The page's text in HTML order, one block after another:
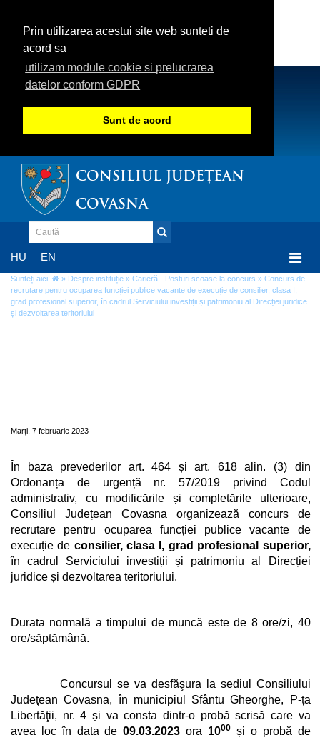
Prin utilizarea acestui site web sunteti de
acord sa
utilizam module cookie si prelucrarea
datelor conform GDPR
Sunt de acord
CONSILIUL JUDEȚEAN
COVASNA
HU EN
Sunteți aici: » Despre instituție » Carieră - Posturi scoase la concurs » Concurs de
recrutare pentru ocuparea funcției publice vacante de execuție de consilier, clasa I,
grad profesional superior, în cadrul Serviciului investiții și patrimoniu al Direcției juridice
și dezvoltarea teritoriului
Marți, 7 februarie 2023
În baza prevederilor art. 464 și art. 618 alin. (3) din
Ordonanța de urgență nr. 57/2019 privind Codul
administrativ, cu modificările și completările ulterioare,
Consiliul Județean Covasna organizează concurs de
recrutare pentru ocuparea funcției publice vacante de
execuție de consilier, clasa I, grad profesional superior,
în cadrul Serviciului investiții și patrimoniu al Direcției
juridice și dezvoltarea teritoriului.
Durata normală a timpului de muncă este de 8 ore/zi, 40
ore/săptămână.
Concursul se va desfăşura la sediul Consiliului
Judeţean Covasna, în municipiul Sfântu Gheorghe, P-ța
Libertăţii, nr. 4 și va consta dintr-o probă scrisă care va
avea loc în data de09.03.2023 ora 1000 și o probă de